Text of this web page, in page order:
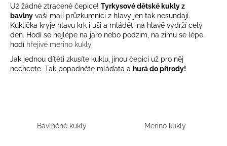
Už žádné ztracené čepice! Tyrkysové dětské kukly z
bavlny vaši malí průzkumníci z hlavy jen tak nesundají.
Kuklička kryje hlavu krk i uši a mláděti na hlavě vydrží celý
den. Hodí se nejlépe na jaro nebo podzim, na zimu se lépe
hodí hřejivé merino kukly.
Jak jednou dítěti zkusíte kuklu, jinou čepici už pro něj
nechcete. Tak popadněte mláďata a hurá do přírody!
Bavlněné kukly Merino kukly
u
j
e
t
e
n